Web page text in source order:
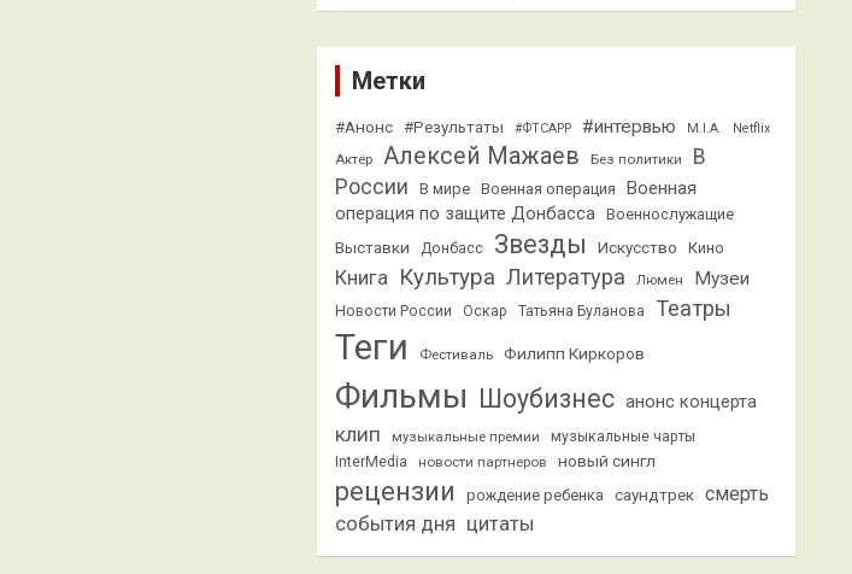
Метки
#Анонс #Результаты #ФТСАРР #интервью M.I.A. Netflix
Актёр Алексей Мажаев Без политики
В
России
В мире Военная операция
Военная
операция по защите Донбасса
Военнослужащие
Выставки Донбасс Звезды Искусство Кино
Книга Культура Литература Люмен Музеи
Новости России Оскар Татьяна Буланова Театры
Теги Фестиваль Филипп Киркоров
Фильмы Шоубизнес анонс концерта
клип музыкальные премии
музыкальные чарты
InterMedia
новости партнеров новый сингл
рецензии рождение ребенка саундтрек смерть
события дня цитаты